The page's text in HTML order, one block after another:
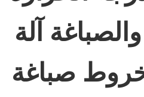
آلة
صباغة